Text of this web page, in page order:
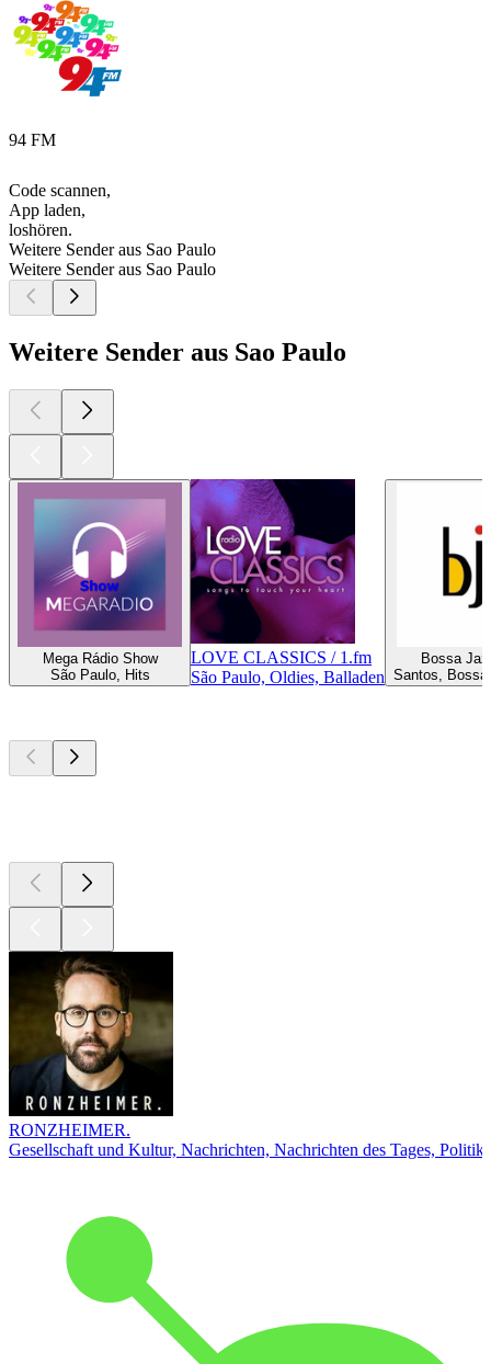
94 FM
Code scannen,
App laden,
loshören.
Weitere Sender aus Sao Paulo
Weitere Sender aus Sao Paulo
Weitere Sender aus Sao Paulo
Mega Rádio Show
São Paulo, Hits
LOVE CLASSICS / 1.fm
São Paulo, Oldies, Balladen
Bossa
Santos,
RONZHEIMER.
Gesellschaft und Kultur, Nachrichten, Nachrichten des Tages, Politik